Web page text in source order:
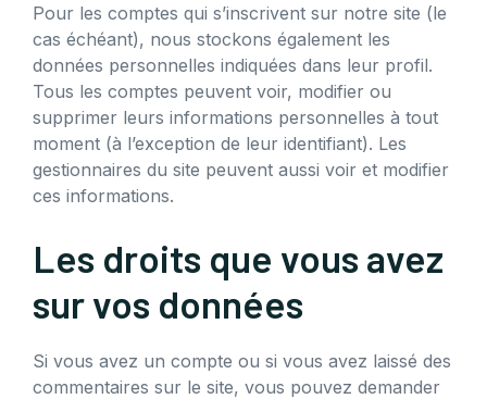
Pour les comptes qui s’inscrivent sur notre site (le
cas échéant), nous stockons également les
données personnelles indiquées dans leur profil.
Tous les comptes peuvent voir, modifier ou
supprimer leurs informations personnelles à tout
moment (à l’exception de leur identifiant). Les
gestionnaires du site peuvent aussi voir et modifier
ces informations.
Les droits que vous avez
sur vos données
Si vous avez un compte ou si vous avez laissé des
commentaires sur le site, vous pouvez demander